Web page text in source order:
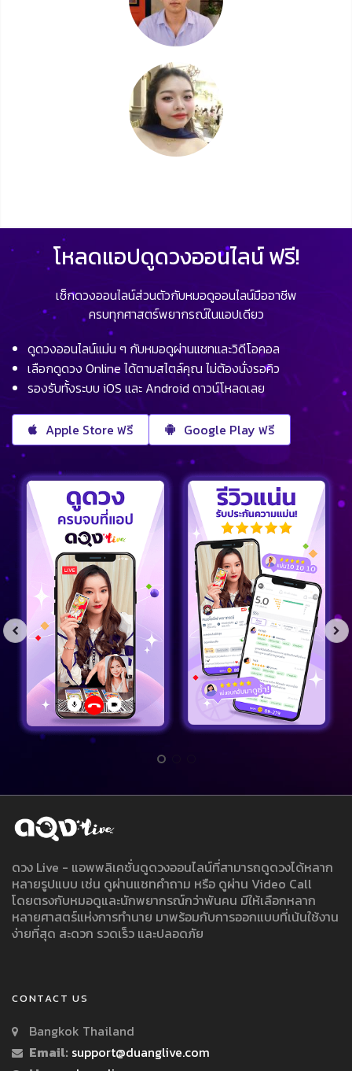
โหลดแอปดูดวงออนไลน์ ฟรี!
เช็กดวงออนไลน์ส่วนตัวกับหมอดูออนไลน์มืออาชีพ
ครบทุกศาสตร์พยากรณ์ในแอปเดียว
ดูดวงออนไลน์แม่น ๆ กับหมอดูผ่านแชทและวิดีโอคอล
เลือกดูดวง Online ได้ตามสไตล์คุณ ไม่ต้องนั่งรอคิว
รองรับทั้งระบบ iOS และ Android ดาวน์โหลดเลย
Apple Store ฟรี Google Play ฟรี
ดวง Live - แอพพลิเคชั่นดูดวงออนไลน์ที่สามารถดูดวงได้หลาก
หลายรูปแบบ เช่น ดูผ่านแชทคำถาม หรือ ดูผ่าน Video Call
โดยตรงกับหมอดูและนักพยากรณ์กว่าพันคน มีให้เลือกหลาก
หลายศาสตร์แห่งการทำนาย มาพร้อมกับการออกแบบที่เน้นใช้งาน
ง่ายที่สุด สะดวก รวดเร็ว และปลอดภัย
CONTACT US
Bangkok Thailand
Email: support@duanglive.com